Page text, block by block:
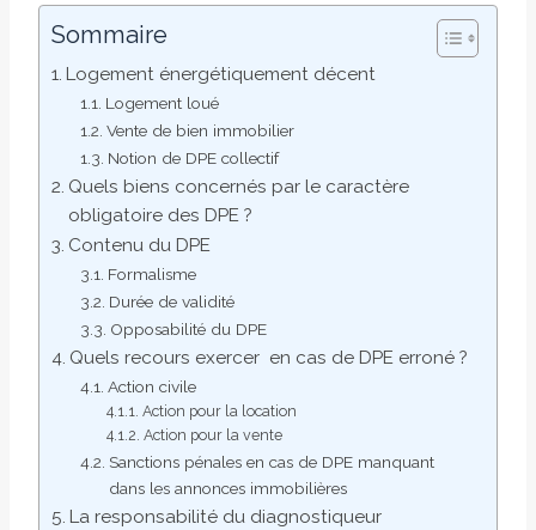
Sommaire
Logement énergétiquement décent
Logement loué
Vente de bien immobilier
Notion de DPE collectif
Quels biens concernés par le caractère
obligatoire des DPE ?
Contenu du DPE
Formalisme
Durée de validité
Opposabilité du DPE
Quels recours exercer en cas de DPE erroné ?
Action civile
Action pour la location
Action pour la vente
Sanctions pénales en cas de DPE manquant
dans les annonces immobilières
La responsabilité du diagnostiqueur